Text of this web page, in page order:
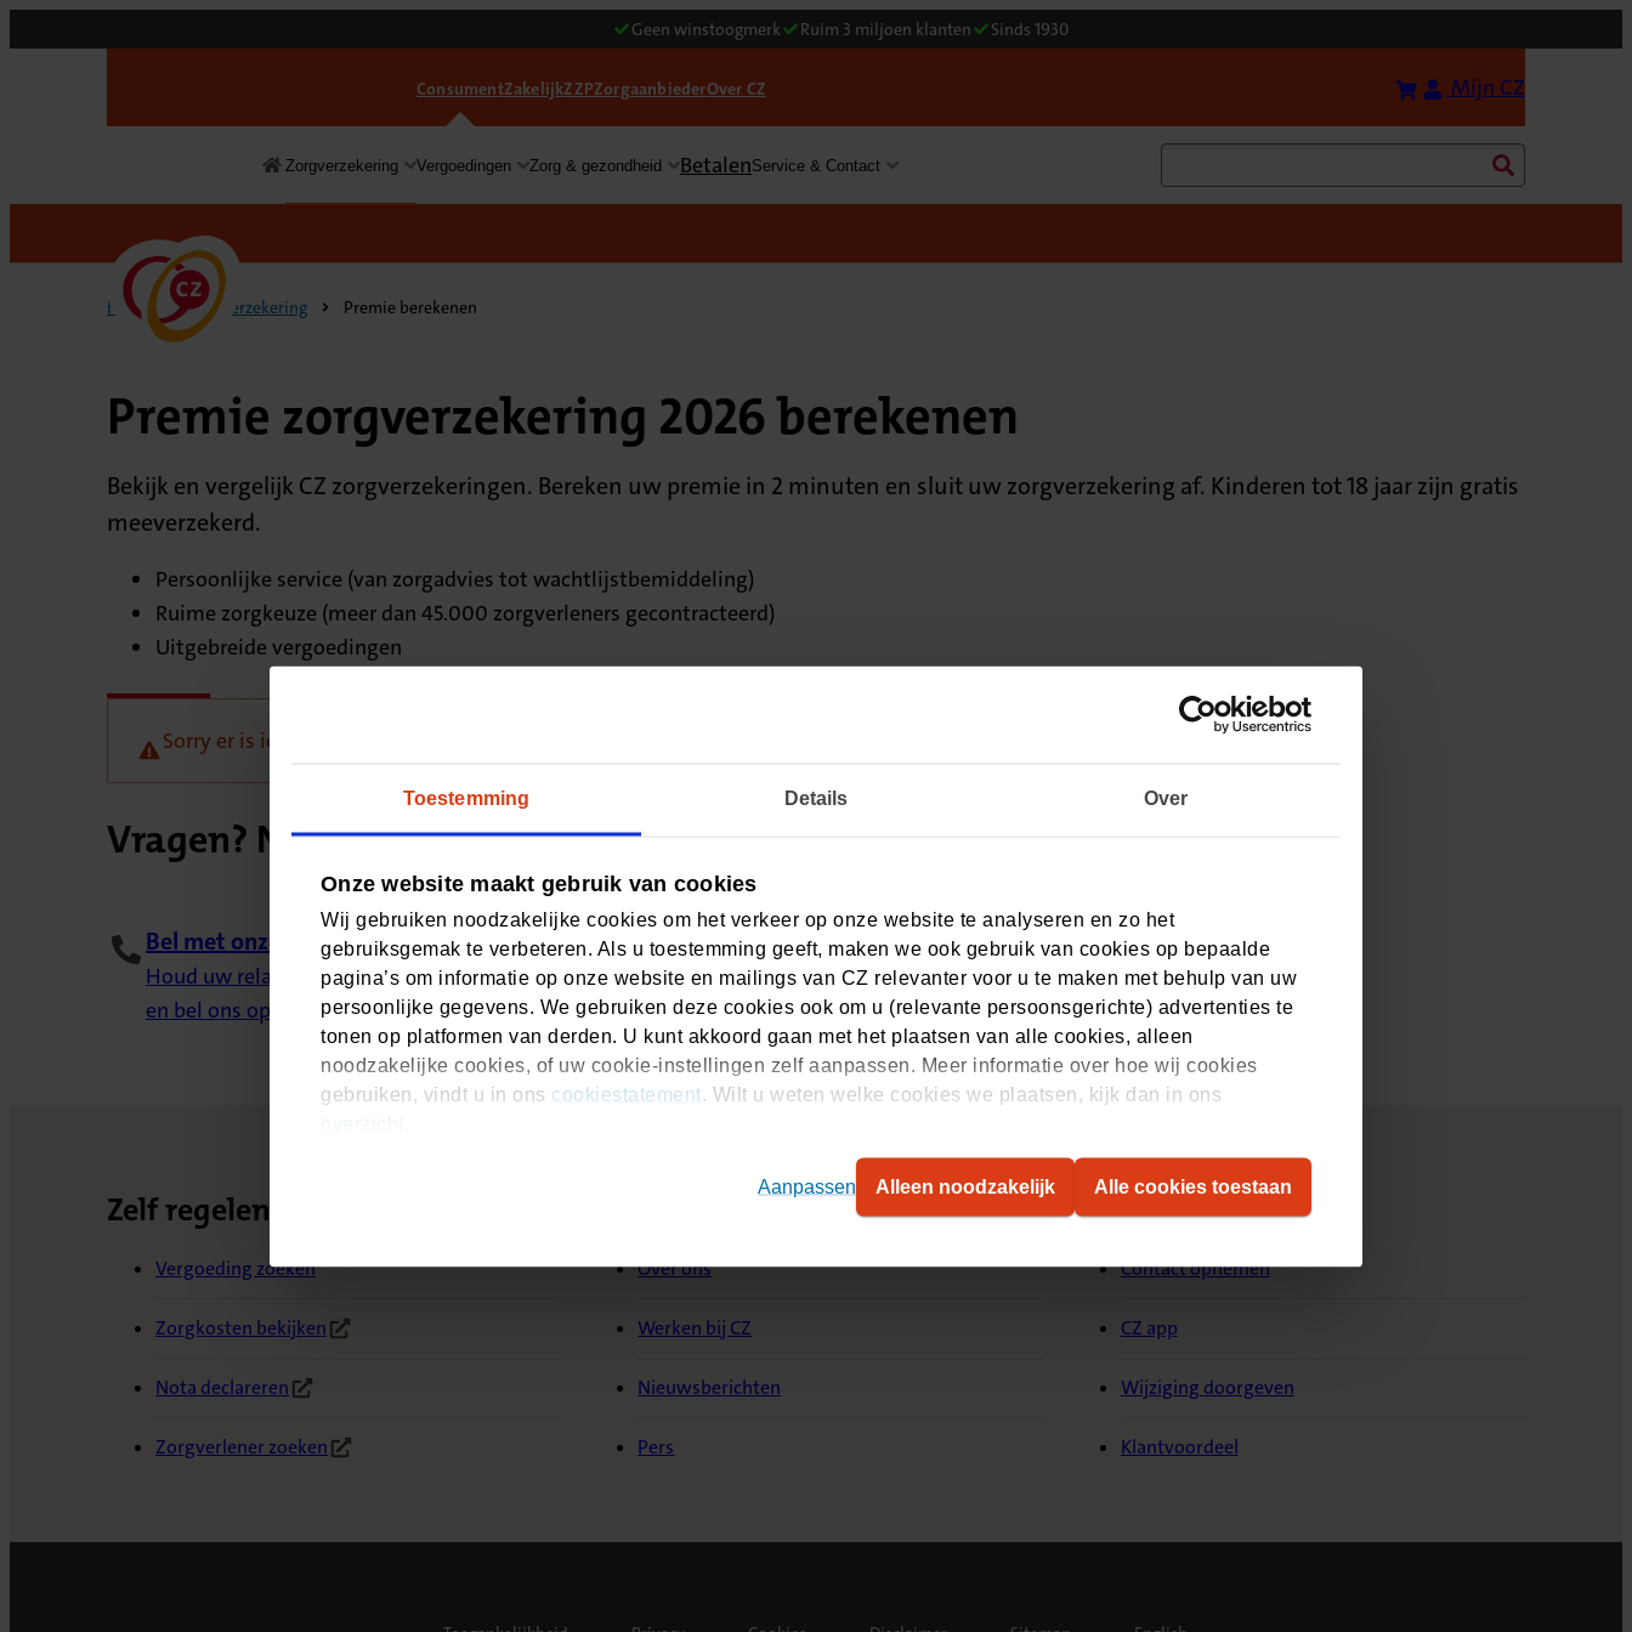
Toestemming Details Over
Onze website maakt gebruik van cookies
Wij gebruiken noodzakelijke cookies om het verkeer op onze website te analyseren en zo het
gebruiksgemak te verbeteren. Als u toestemming geeft, maken we ook gebruik van cookies op bepaalde
pagina’s om informatie op onze website en mailings van CZ relevanter voor u te maken met behulp van uw
persoonlijke gegevens. We gebruiken deze cookies ook om u (relevante persoonsgerichte) advertenties te
tonen op platformen van derden. U kunt akkoord gaan met het plaatsen van alle cookies, alleen
noodzakelijke cookies, of uw cookie-instellingen zelf aanpassen. Meer informatie over hoe wij cookies
gebruiken, vindt u in ons cookiestatement . Wilt u weten welke cookies we plaatsen, kijk dan in ons
Alleen noodzakelijk
Aanpassen Alle cookies toestaan
Geen winstoogmerk Ruim 3 miljoen klanten Sinds 1930
ConsumentZakelijkZZPZorgaanbiederOver CZ Bereken uw premie
Mijn CZ
Consument
Zorgverzekering Vergoedingen Zorg & gezondheid BetalenService & Contact
Home Zorgverzekering Premie berekenen
Premie zorgverzekering 2026 berekenen
Bekijk en vergelijk CZ zorgverzekeringen. Bereken uw premie in 2 minuten en sluit uw zorgverzekering af. Kinderen tot 18 jaar zijn gratis
meeverzekerd.
Persoonlijke service (van zorgadvies tot wachtlijstbemiddeling)
Ruime zorgkeuze (meer dan 45.000 zorgverleners gecontracteerd)
Uitgebreide vergoedingen
Sorry er is iets misgegaan, probeer het later opnieuw.
Vragen? Neem contact met ons op
Bel met onze klantenservice
Houd uw relatienummer bij de hand (staat in Mijn CZ én de CZ app)
en bel ons op 088 555 77 77. Van maandag t/m vrijdag 8:00 - 17:30 uur.
Zelf regelen
Vergoeding zoeken
Zorgkosten bekijken
(Opent in nieuw tabblad)
Nota declareren
(Opent in nieuw tabblad)
Zorgverlener zoeken
(Opent in nieuw tabblad)
Over ons
Werken bij CZ
Nieuwsberichten
Pers
Service & Contact
Contact opnemen
CZ app
Wijziging doorgeven
Klantvoordeel